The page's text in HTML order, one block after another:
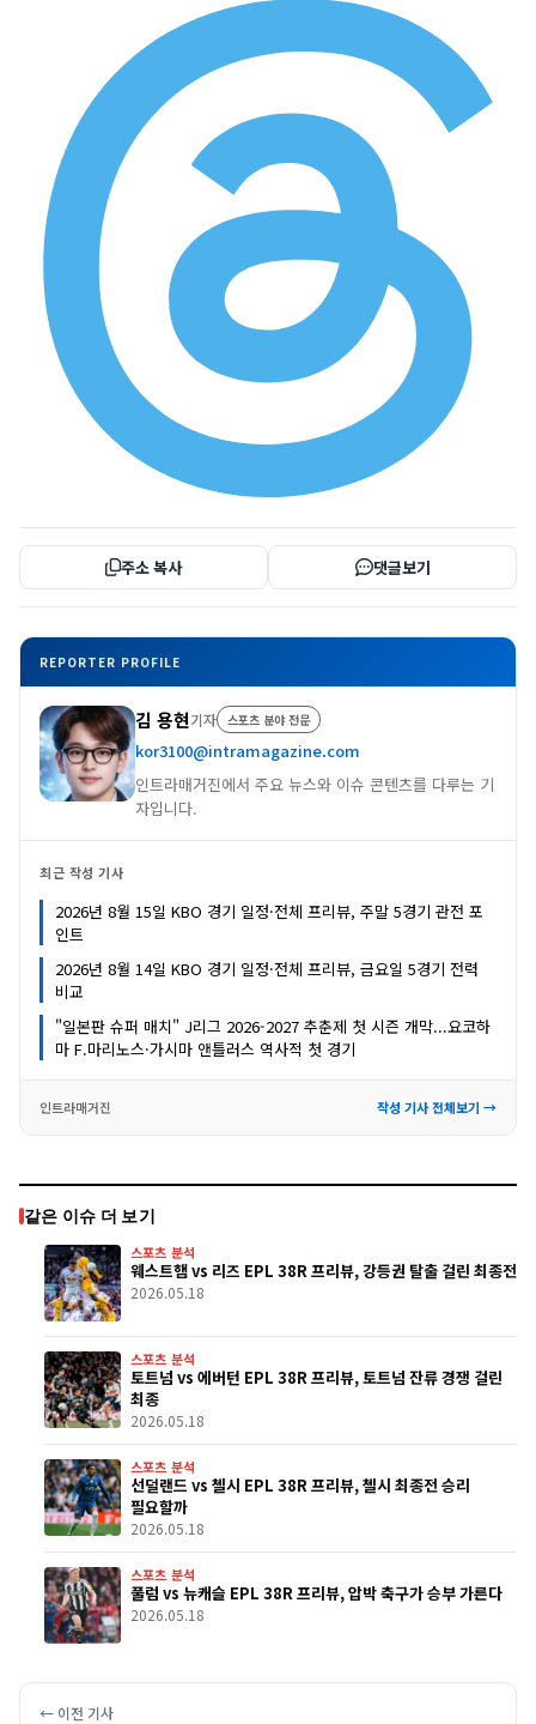
주소 복사 댓글보기
REPORTER PROFILE
김 용현기자 스포츠 분야 전문
kor3100@intramagazine.com
인트라매거진에서 주요 뉴스와 이슈 콘텐츠를 다루는 기
자입니다.
최근 작성 기사
2026년 8월 15일 KBO 경기 일정·전체 프리뷰, 주말 5경기 관전 포
인트
2026년 8월 14일 KBO 경기 일정·전체 프리뷰, 금요일 5경기 전력
비교
"일본판 슈퍼 매치" J리그 2026-2027 추춘제 첫 시즌 개막...요코하
마 F.마리노스·가시마 앤틀러스 역사적 첫 경기
인트라매거진 작성 기사 전체보기 →
같은 이슈 더 보기
스포츠 분석
웨스트햄 vs 리즈 EPL 38R 프리뷰, 강등권 탈출 걸린 최종전
2026.05.18
스포츠 분석
토트넘 vs 에버턴 EPL 38R 프리뷰, 토트넘 잔류 경쟁 걸린
최종
2026.05.18
스포츠 분석
선덜랜드 vs 첼시 EPL 38R 프리뷰, 첼시 최종전 승리
필요할까
2026.05.18
스포츠 분석
풀럼 vs 뉴캐슬 EPL 38R 프리뷰, 압박 축구가 승부 가른다
2026.05.18
← 이전 기사